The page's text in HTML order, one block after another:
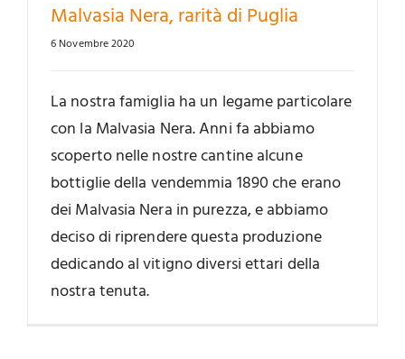
Malvasia Nera, rarità di Puglia
6 Novembre 2020
La nostra famiglia ha un legame particolare
con la Malvasia Nera. Anni fa abbiamo
scoperto nelle nostre cantine alcune
bottiglie della vendemmia 1890 che erano
dei Malvasia Nera in purezza, e abbiamo
deciso di riprendere questa produzione
dedicando al vitigno diversi ettari della
nostra tenuta.